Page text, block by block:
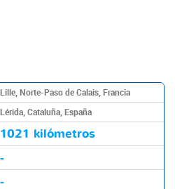
Lille, Norte-Paso de Calais, Francia
Lérida, Cataluña, España
1021 kilómetros
-
-